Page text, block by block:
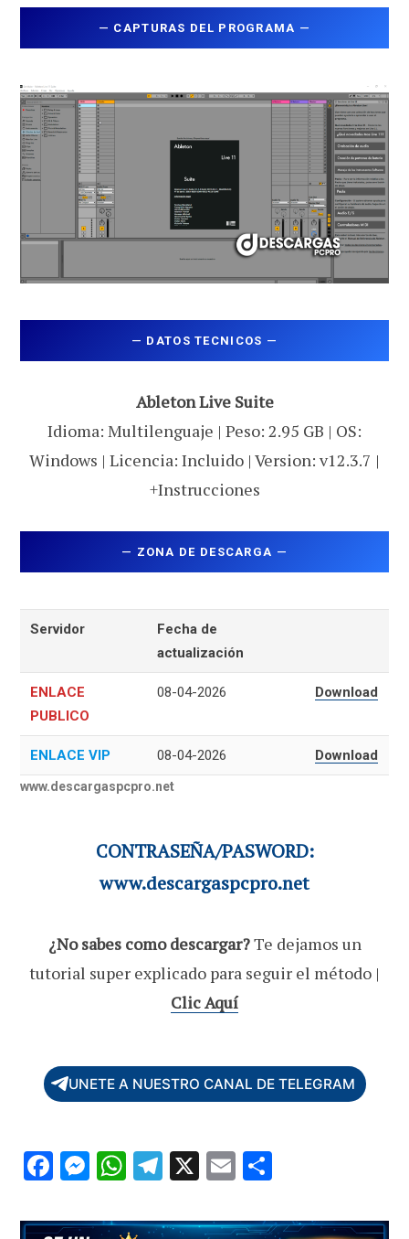
— CAPTURAS DEL PROGRAMA —
— DATOS TECNICOS —
Ableton Live Suite
Idioma: Multilenguaje | Peso: 2.95 GB | OS:
Windows | Licencia: Incluido | Version: v12.3.7 |
+Instrucciones
— ZONA DE DESCARGA —
Servidor
Fecha de
actualización
ENLACE
PUBLICO
08-04-2026 Download
ENLACE VIP 08-04-2026 Download
www.descargaspcpro.net
CONTRASEÑA/PASWORD:
www.descargaspcpro.net
¿No sabes como descargar?Te dejamos un
tutorial super explicado para seguir el método |
Clic Aquí
UNETE A NUESTRO CANAL DE TELEGRAM
F
e
M
se
W
at
T
e
X E
ai m